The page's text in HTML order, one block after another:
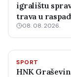
igralištu
trava u
08. 08. 2026.
SPORT
HNK